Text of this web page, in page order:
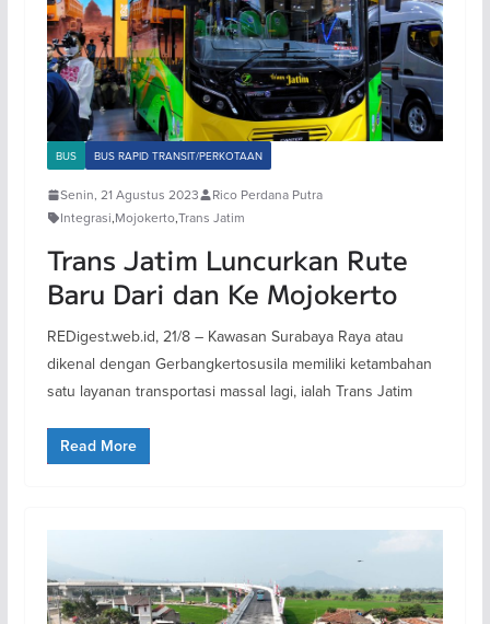
BUS BUS RAPID TRANSIT/PERKOTAAN
Senin, 21 Agustus 2023
Rico Perdana Putra
Integrasi,Mojokerto,Trans Jatim
Trans Jatim Luncurkan Rute
Baru Dari dan Ke Mojokerto
REDigest.web.id, 21/8 – Kawasan Surabaya Raya atau
dikenal dengan Gerbangkertosusila memiliki ketambahan
satu layanan transportasi massal lagi, ialah Trans Jatim
Read More